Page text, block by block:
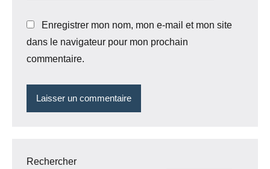
Enregistrer mon nom, mon e-mail et mon site
dans le navigateur pour mon prochain
commentaire.
Rechercher